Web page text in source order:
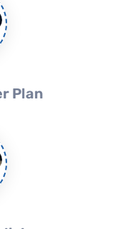
Plan